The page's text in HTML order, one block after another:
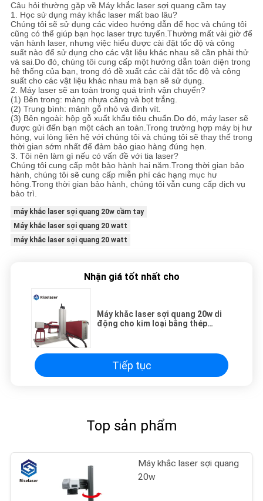
Câu hỏi thường gặp về Máy khắc laser sợi quang cầm tay
1. Học sử dụng máy khắc laser mất bao lâu?
Chúng tôi sẽ sử dụng các video hướng dẫn để học và chúng tôi
cũng có thể giúp bạn học laser trực tuyến.Thường mất vài giờ để
vận hành laser, nhưng việc hiểu được cài đặt tốc độ và công
suất nào để sử dụng cho các vật liệu khác nhau sẽ cần phải thử
và sai.Do đó, chúng tôi cung cấp một hướng dẫn toàn diện trong
hệ thống của bạn, trong đó đề xuất các cài đặt tốc độ và công
suất cho các vật liệu khác nhau mà bạn sẽ sử dụng.
2. Máy laser sẽ an toàn trong quá trình vận chuyển?
(1) Bên trong: màng nhựa căng và bọt trắng.
(2) Trung bình: mảnh gỗ nhỏ và đinh vít.
(3) Bên ngoài: hộp gỗ xuất khẩu tiêu chuẩn.Do đó, máy laser sẽ
được gửi đến bạn một cách an toàn.Trong trường hợp máy bị hư
hỏng, vui lòng liên hệ với chúng tôi và chúng tôi sẽ thay thế trong
thời gian sớm nhất để đảm bảo giao hàng đúng hẹn.
3. Tôi nên làm gì nếu có vấn đề với tia laser?
Chúng tôi cung cấp một bảo hành hai năm.Trong thời gian bảo
hành, chúng tôi sẽ cung cấp miễn phí các hạng mục hư
hỏng.Trong thời gian bảo hành, chúng tôi vẫn cung cấp dịch vụ
bảo trì.
máy khắc laser sợi quang 20w cầm tay
Máy khắc laser sợi quang 20 watt
máy khắc laser sợi quang 20 watt
Nhận giá tốt nhất cho
Máy khắc laser sợi quang 20w di
động cho kim loại bằng thép
Tiếp tục
Top sản phẩm
Máy khắc laser sợi quang
20w